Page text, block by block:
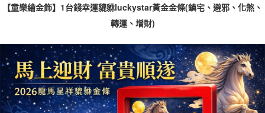
流程，驗證手機門號後，選擇欲分期的期數、繳款截止日，確認付款後即完
3.實際核准額度、可分期數及費用金額請依後續交易確認頁面所載為準。
消。如遇「轉專審核」未通過狀況，表示未達大哥付你分期系統評分，恕無
法說明評估內容。
【繳款方式說明】
1.分期款項不併入電信帳單，「大哥付你分期」於每月結算日後寄送繳費提
醒簡訊。
2.透過簡訊連結打開帳單後，可選擇「超商條碼／台灣大直營門市／銀行轉
【關於「AFTEE先享後付」】
AFTEE先享後付是「在收到商品之後才付款」的支付方式。 讓您購物簡單
１．簡單：不需註冊會員、不需綁卡、不需儲值。
２．便利：只要手機號碼，簡訊認證，即可結帳。
３．安心：先確認商品／服務後，再付款。
【「AFTEE先享後付」結帳流程】
１．於結帳方式選擇「AFTEE先享後付」後，將跳轉至「AFTEE先享後付」
結帳頁面，進行簡訊認證並確認金額後，即可完成結帳。
運送方式
免運優惠
免運費
【童樂繪金飾】1台錢幸運貔貅luckystar黃金金條(鎮宅、避邪、化煞、
轉運、增財)